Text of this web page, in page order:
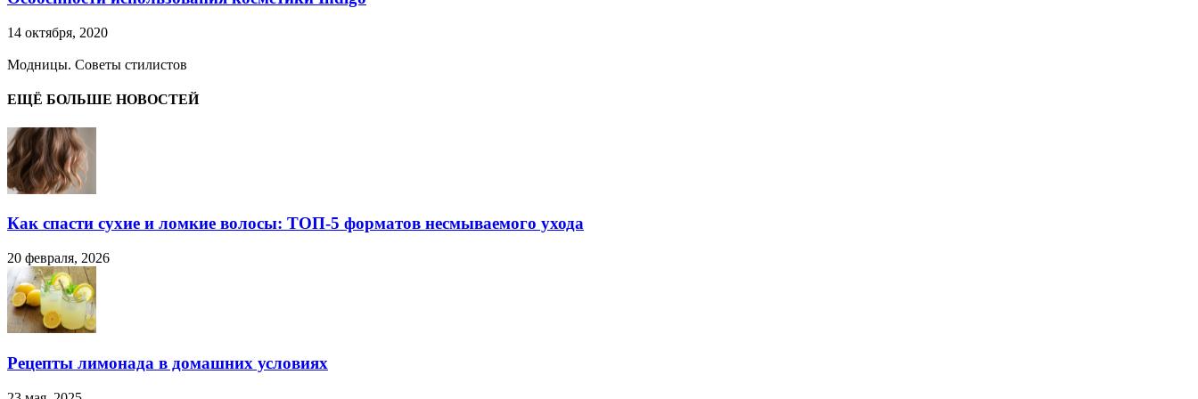
14 октября, 2020
Модницы. Советы стилистов
ЕЩЁ БОЛЬШЕ НОВОСТЕЙ
Как спасти сухие и ломкие волосы: ТОП-5 форматов несмываемого ухода
20 февраля, 2026
Рецепты лимонада в домашних условиях